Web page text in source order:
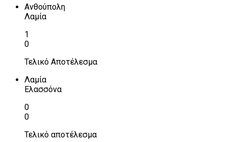
Ανθούπολη
Λαμία
1
0
Τελικό Αποτέλεσμα
Λαμία
Ελασσόνα
0
0
Τελικό αποτέλεσμα